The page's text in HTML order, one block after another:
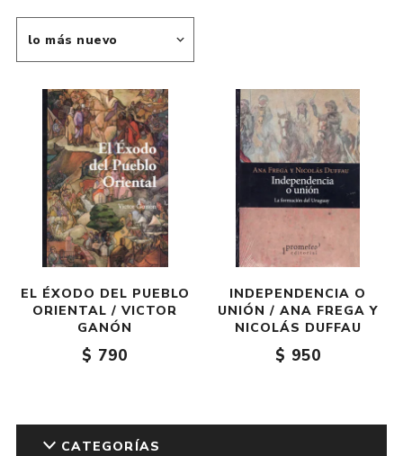
EL ÉXODO DEL PUEBLO
ORIENTAL / VICTOR
GANÓN
$ 790
INDEPENDENCIA O
UNIÓN / ANA FREGA Y
NICOLÁS DUFFAU
$ 950
CATEGORÍAS